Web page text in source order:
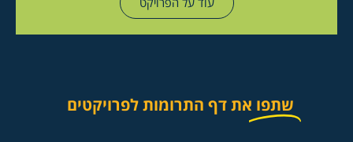
שתפו את דף התרומות לפרויקטים